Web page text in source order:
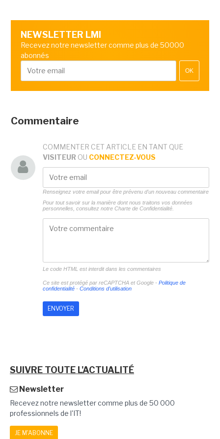
NEWSLETTER LMI
Recevez notre newsletter comme plus de 50000
abonnés
OK
Commentaire
COMMENTER CET ARTICLE EN TANT QUE
VISITEUR OU CONNECTEZ-VOUS
Renseignez votre email pour être prévenu d'un nouveau commentaire
Pour tout savoir sur la manière dont nous traitons vos données
personnelles, consultez notre Charte de Confidentialité.
Le code HTML est interdit dans les commentaires
Ce site est protégé par reCAPTCHA et Google - Politique de
confidentialité- Conditions d'utilisation
SUIVRE TOUTE L'ACTUALITÉ
Newsletter
Recevez notre newsletter comme plus de 50 000
professionnels de l'IT!
JE M'ABONNE